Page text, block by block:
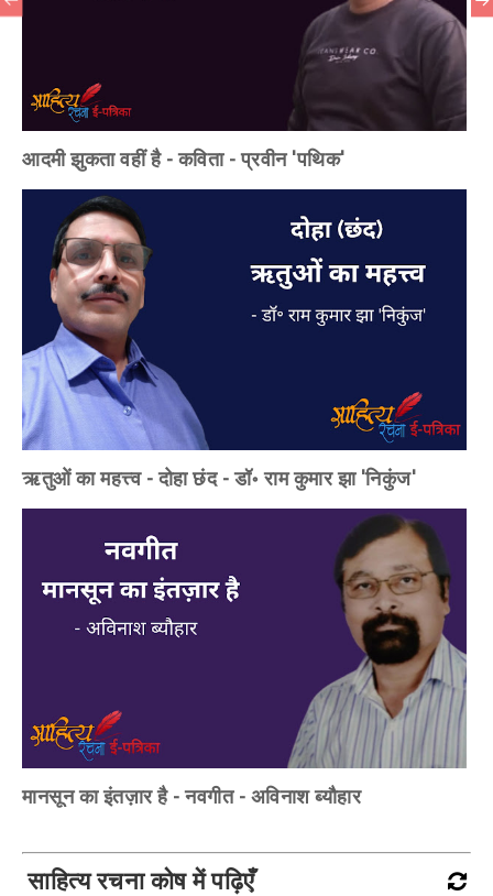
आदमी झुकता वहीं है - कविता - प्रवीन 'पथिक'
ऋतुओं का महत्त्व - दोहा छंद - डॉ॰ राम कुमार झा 'निकुंज'
मानसून का इंतज़ार है - नवगीत - अविनाश ब्यौहार
साहित्य रचना कोष में पढ़िएँ